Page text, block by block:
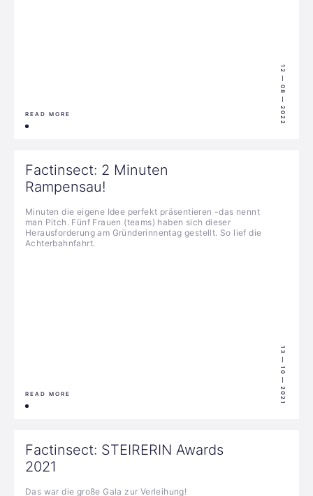
READ MORE 12 — 08 — 2022
Factinsect: 2 Minuten
Rampensau!
Minuten die eigene Idee perfekt präsentieren -das nennt
man Pitch. Fünf Frauen (teams) haben sich dieser
Herausforderung am Gründerinnentag gestellt. So lief die
Achterbahnfahrt.
READ MORE 13 — 10 — 2021
Factinsect: STEIRERIN Awards
2021
Das war die große Gala zur Verleihung!